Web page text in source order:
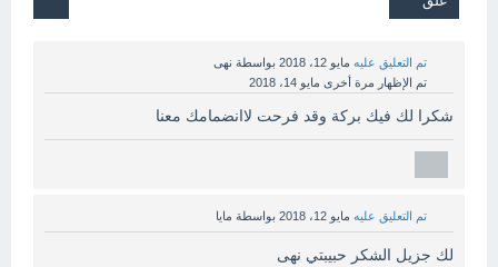
تم التعليق عليه مايو 12، 2018 بواسطة نهى
تم الإظهار مرة أخرى مايو 14، 2018
شكرا لك فيك بركة وقد فرحت لاانضمامك معنا
تم التعليق عليه مايو 12، 2018 بواسطة مايا
لك جزيل الشكر حبيبتي نهى